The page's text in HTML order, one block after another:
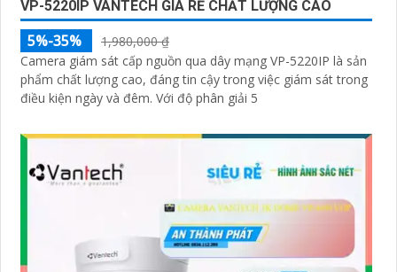
VP-5220IP VANTECH GIÁ RẺ CHẤT LƯỢNG CAO
5%-35%
1,980,000 ₫
Camera giám sát cấp nguồn qua dây mạng VP-5220IP là sản
phẩm chất lượng cao, đáng tin cậy trong việc giám sát trong
điều kiện ngày và đêm. Với độ phân giải 5